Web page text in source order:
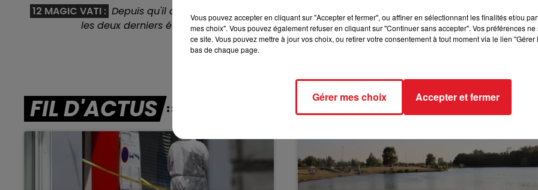
12 MAGIC VATI : Depuis qu'il court à Chantilly, il ne fait que progresser, comme l'atteste ses résultats dans
les deux derniers événements. De bon augure pour lui de se montrer à son evidence.
********
FIL D'ACTUS
Vous pouvez accepter en cliquant sur "Accepter et fermer", ou affiner en sélectionnant les finalités et/ou
mes choix". Vous pouvez également refuser en cliquant sur "Continuer sans accepter". Vos préférences
ce site. Vous pouvez mettre à jour vos choix, ou retirer votre consentement à tout moment via le lien
bas de chaque page.
Gérer mes choix Accepter et fermer